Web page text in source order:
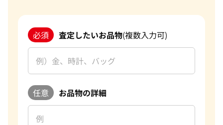
必須 査定したいお品物(複数入力可)
任意 お品物の詳細